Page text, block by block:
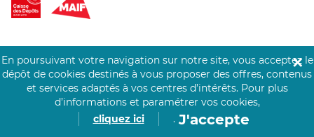
EXPERTS À VOTRE ÉCOUTE
Un besoin de recrutement ? Click&Care vous accompagne par
téléphone 7/7.
Être rappelé aujourd'hui
En poursuivant votre navigation sur notre site, vous acceptez le
dépôt de cookies destinés à vous proposer des offres, contenus
et services adaptés à vos centres d’intérêts. Pour plus
d’informations et paramétrer vos cookies,
cliquez ici
. J'accepte
✕